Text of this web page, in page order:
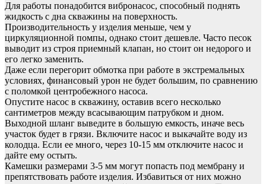
Для работы понадобится вибронасос, способный поднять
жидкость с дна скважины на поверхность.
Производительность у изделия меньше, чем у
циркуляционной помпы, однако стоит дешевле. Часто песок
выводит из строя приемный клапан, но стоит он недорого и
его легко заменить.
Даже если перегорит обмотка при работе в экстремальных
условиях, финансовый урон не будет большим, по сравнению
с поломкой центробежного насоса.
Опустите насос в скважину, оставив всего несколько
сантиметров между всасывающим патрубком и дном.
Выходной шланг выведите в большую емкость, иначе весь
участок будет в грязи. Включите насос и выкачайте воду из
колодца. Если ее много, через 10-15 мм отключите насос и
дайте ему остыть.
Камешки размерами 3-5 мм могут попасть под мембрану и
препятствовать работе изделия. Избавиться от них можно